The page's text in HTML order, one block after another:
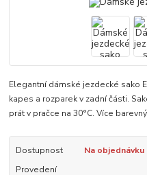
Elegantní dámské jezdecké sako
kapes a rozparek v zadní části.
prát v pračce na 30°C. Více
Dostupnost
Na objednávku
Provedení